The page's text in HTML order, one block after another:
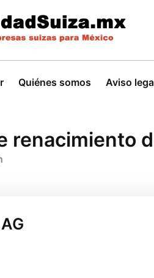
Quiénes somos Aviso
renacimiento